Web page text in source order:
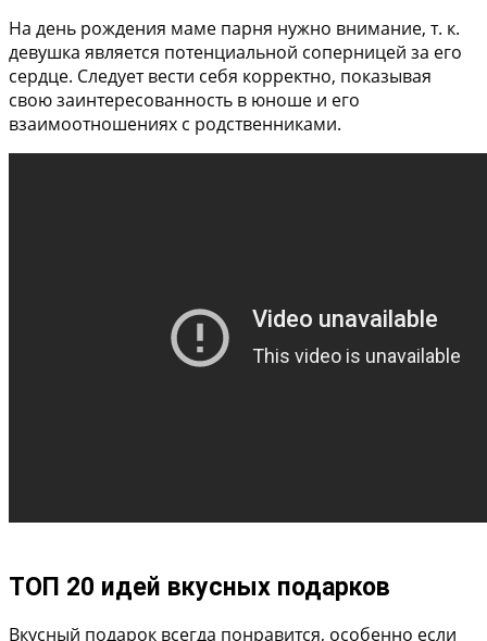
На день рождения маме парня нужно внимание, т. к.
девушка является потенциальной соперницей за его
сердце. Следует вести себя корректно, показывая
свою заинтересованность в юноше и его
взаимоотношениях с родственниками.
ТОП 20 идей вкусных подарков
Вкусный подарок всегда понравится, особенно если